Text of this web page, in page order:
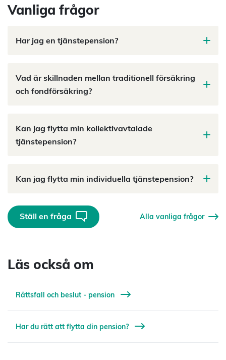
Vanliga frågor
Har jag en tjänstepension?
Vad är skillnaden mellan traditionell försäkring
och fondförsäkring?
Kan jag flytta min kollektivavtalade
tjänstepension?
Kan jag flytta min individuella tjänstepension?
Ställ en fråga Alla vanliga frågor
Läs också om
Rättsfall och beslut - pension
Har du rätt att flytta din pension?